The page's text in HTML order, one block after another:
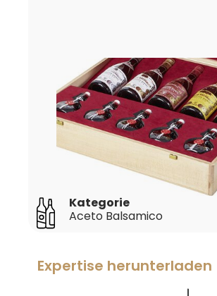
Kategorie
Aceto Balsamico
Expertise herunterladen